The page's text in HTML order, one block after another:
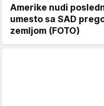
Amerike nudi
umesto sa SAD
zemljom (FOTO)